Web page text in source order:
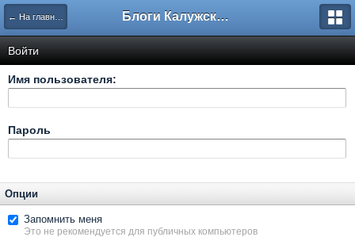
← На главную Блоги Калужского перекрестка
Войти
Имя пользователя:
Пароль
Опции
Запомнить меня
Это не рекомендуется для публичных компьютеров